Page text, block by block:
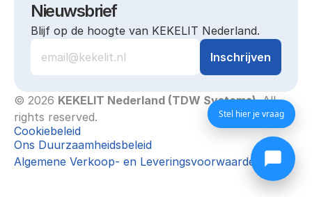
Nieuwsbrief
Blijf op de hoogte van KEKELIT Nederland.
© 2026 KEKELIT Nederland (TDW Systems). All
rights reserved.
Cookiebeleid
Ons Duurzaamheidsbeleid
Algemene Verkoop- en Leveringsvoorwaarden
Stel hier je vraag